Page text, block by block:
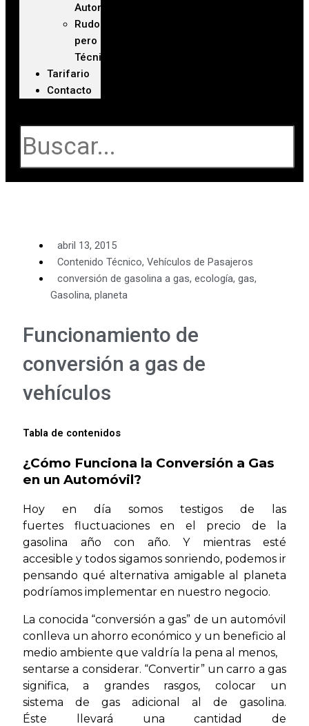
Automotriz
Rudo
pero
Técnico
Tarifario
Contacto
abril 13, 2015
Contenido Técnico, Vehículos de Pasajeros
conversión de gasolina a gas, ecología, gas,
Gasolina, planeta
Funcionamiento de
conversión a gas de
vehículos
Tabla de contenidos
¿Cómo Funciona la Conversión a Gas
en un Automóvil?
Hoy en día somos testigos de las
fuertes fluctuaciones en el precio de la
gasolina año con año. Y mientras esté
accesible y todos sigamos sonriendo, podemos ir
pensando qué alternativa amigable al planeta
podríamos implementar en nuestro negocio.
La conocida “conversión a gas” de un automóvil
conlleva un ahorro económico y un beneficio al
medio ambiente que valdría la pena al menos,
sentarse a considerar. “Convertir” un carro a gas
significa, a grandes rasgos, colocar un
sistema de gas adicional al de gasolina.
Éste llevará una cantidad de